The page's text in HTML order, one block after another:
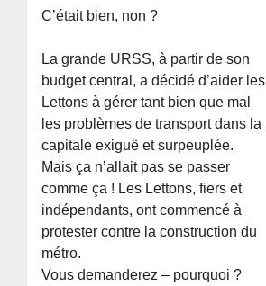
C’était bien, non ?
La grande URSS, à partir de son
budget central, a décidé d’aider les
Lettons à gérer tant bien que mal
les problèmes de transport dans la
capitale exiguë et surpeuplée.
Mais ça n’allait pas se passer
comme ça ! Les Lettons, fiers et
indépendants, ont commencé à
protester contre la construction du
métro.
Vous demanderez – pourquoi ?